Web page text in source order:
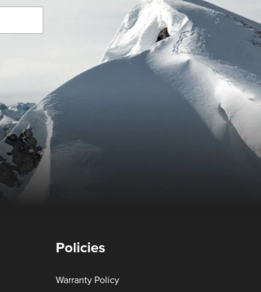
Policies
Warranty Policy